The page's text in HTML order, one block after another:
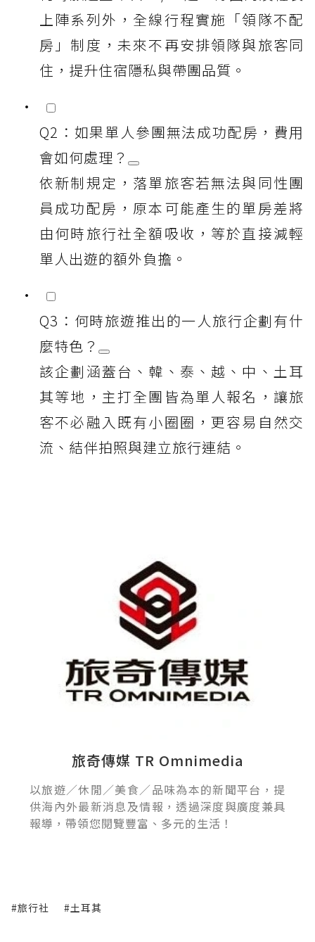
上陣系列外，全線行程實施「領隊不配
房」制度，未來不再安排領隊與旅客同
住，提升住宿隱私與帶團品質。
Q2：如果單人參團無法成功配房，費用
會如何處理？
依新制規定，落單旅客若無法與同性團
員成功配房，原本可能產生的單房差將
由何時旅行社全額吸收，等於直接減輕
單人出遊的額外負擔。
Q3：何時旅遊推出的一人旅行企劃有什
麼特色？
該企劃涵蓋台、韓、泰、越、中、土耳
其等地，主打全團皆為單人報名，讓旅
客不必融入既有小圈圈，更容易自然交
流、結伴拍照與建立旅行連結。
旅奇傳媒 TR Omnimedia
以旅遊／休閒／美食／品味為本的新聞平台，提
供海內外最新消息及情報，透過深度與廣度兼具
報導，帶領您閱覽豐富、多元的生活！
#旅行社 #土耳其